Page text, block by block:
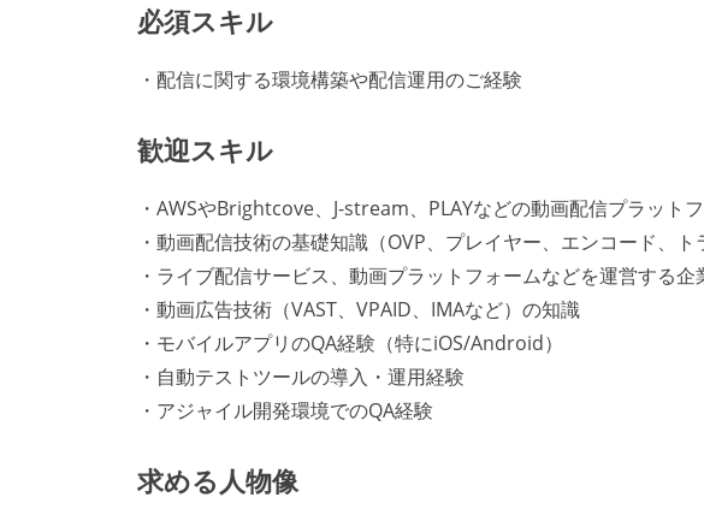
必須スキル
・配信に関する環境構築や配信運用のご経験
歓迎スキル
・AWSやBrightcove、J-stream、PLAYなどの動画配信プラット
・動画配信技術の基礎知識（OVP、プレイヤー、エンコード、
・ライブ配信サービス、動画プラットフォームなどを運営する企
・動画広告技術（VAST、VPAID、IMAなど）の知識
・モバイルアプリのQA経験（特にiOS/Android）
・自動テストツールの導入・運用経験
・アジャイル開発環境でのQA経験
求める人物像